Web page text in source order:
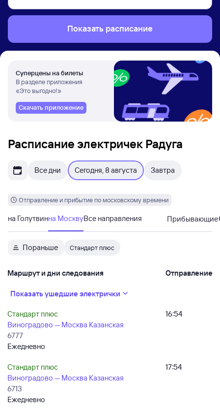
Показать расписание
Суперцены на билеты
В разделе приложения
«Это выгодно!»
Скачать приложение
Расписание электричек Радуга
Все дни Сегодня, 8 августа Завтра
Отправление и прибытие по московскому времени
на Голутвинна МосквуВсе направления Прибывающие
Пораньше Стандарт плюс
Маршрут и дни следования Отправление
Показать ушедшие электрички
Стандарт плюс
Виноградово — Москва Казанская
6777
Ежедневно
16:54
Стандарт плюс
Виноградово — Москва Казанская
6713
Ежедневно
17:54